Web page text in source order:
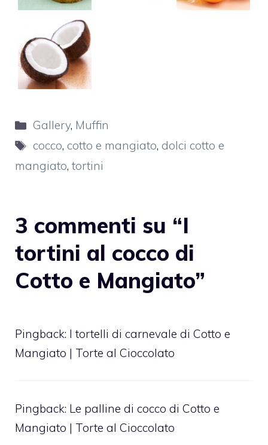
Categorie
Gallery, Muffin
Tag
cocco, cotto e mangiato, dolci cotto e
mangiato, tortini
3 commenti su “I
tortini al cocco di
Cotto e Mangiato”
Pingback: I tortelli di carnevale di Cotto e
Mangiato | Torte al Cioccolato
Pingback: Le palline di cocco di Cotto e
Mangiato | Torte al Cioccolato